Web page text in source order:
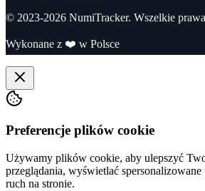
© 2023-2026 NumiTracker. Wszelkie
Wykonane z ❤️ w Polsce
Preferencje plików cookie
Używamy plików cookie, aby ulepszyć
przeglądania, wyświetlać
ruch na stronie.